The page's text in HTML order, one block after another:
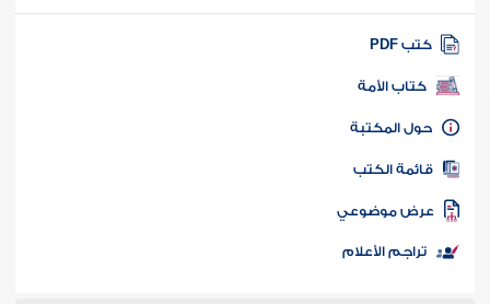
كتب PDF
كتاب الأمة
المكتبة
الكتب
موضوعي